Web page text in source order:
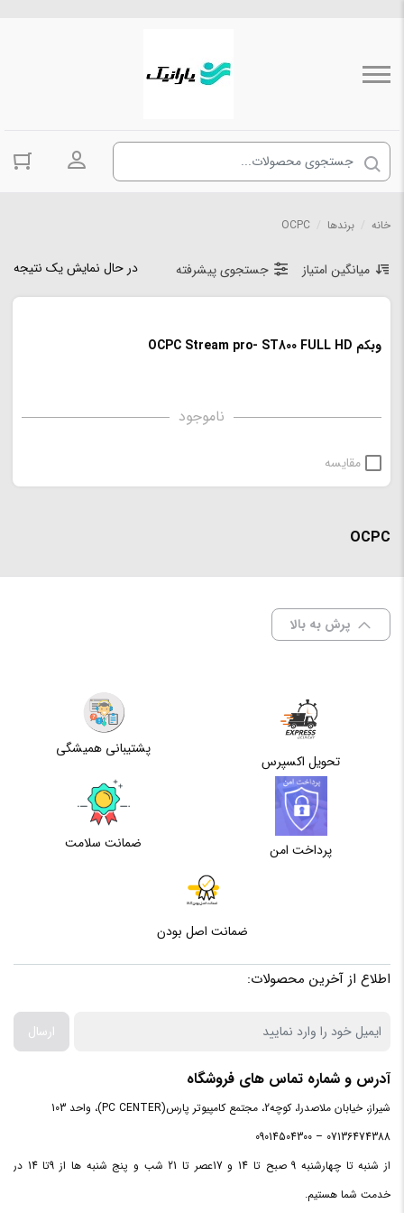
ورود به
خانه برندها OCPC
در حال نمایش یک نتیجه میانگین امتیاز جستجوی پیشرفته
وبکم OCPC Stream pro- ST800 FULL HD
ناموجود
مقایسه
OCPC
پرش به بالا
تحویل اکسپرس
پشتیبانی همیشگی
پرداخت امن ضمانت سلامت
ضمانت اصل بودن
اطلاع از آخرین محصولات:
ارسال
آدرس و شماره تماس های فروشگاه
شیراز، خیابان ملاصدرا، کوچه2، مجتمع کامپیوتر پارس(PC CENTER)، واحد 103
07136474388 – 09014504300
از شنبه تا چهارشنبه 9 صبح تا 14 و 17عصر تا 21 شب و پنج شنبه ها از 9تا 14 در
خدمت شما هستیم.